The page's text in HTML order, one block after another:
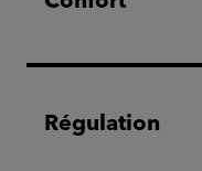
Régulation